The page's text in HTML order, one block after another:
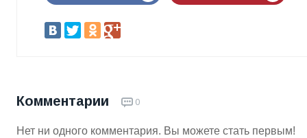
Комментарии 0
Нет ни одного комментария. Вы можете стать первым!